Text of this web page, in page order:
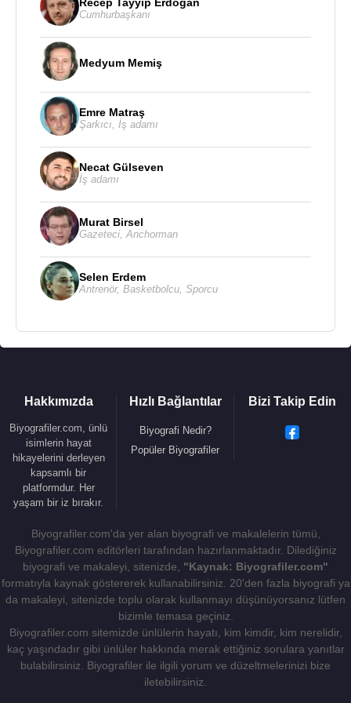
de yurtdışında Crown Prince statüsünden doğan
kurumsal taahhütleri yerine getirdi ve farklı
sektörlerin ve İspanyol kamu hayatının önemli
alanlarının en önemli etkinliklerine katıldı.
Faaliyetlerini öğrenmek için Anayasa organları ve
İspanya
ana kurumları ile düzenli toplantılar yaptı.
Tahtın varisi olarak anayasal görevlerini üstlenen
VI. Felipe, Ekim 1995’ten sonra
resmi ziyaretlerinde temsil etti. Prens olarak,
hariç Latin
toplamda 200'den fazla yabancı geziye çıktı.
VI. Felipe, İspanyolca, Katalanca, Fransızca,
İngilizce ve bazı Yunanca bilmektedir.
yılından beri onursal başkanıdır.
evlendi.Asturias Prensesi Leonor
(d. 31 Ekim
2005),Prenses Sofía
(d. 29 Nisan 2007) adlarında
iki kız çocuğu vardır.
VI. Felipe
olan babası I.
Maddesinde belirtilen yemini ederek Parlamento
önünde Kral ilan edildi.
Kaynak:Biyografiler.com
Cumhurbaşkanı
Medyum Memiş
Emre Matraş
Şarkıcı İş adamı
Necat Gülseven
İş adamı
Murat Birsel
Gazeteci Anchorman
Selen Erdem
Antrenör, Basketbolcu Sporcu
Hakkımızda
Biyografiler.com, ünlü
isimlerin hayat
hikayelerini derleyen
kapsamlı bir
platformdur. Her
yaşam bir iz bırakır.
Hızlı Bağlantılar
Biyografi Nedir?
Popüler Biyografiler
Bizi Takip Edin
Biyografiler.com'da yer alan biyografi ve makalelerin tümü,
Biyografiler.com editörleri tarafından hazırlanmaktadır. Dilediğiniz
biyografi ve makaleyi, sitenizde, "Kaynak: Biyografiler.com"
formatıyla kaynak göstererek kullanabilirsiniz. 20'den fazla biyografi ya
da makaleyi, sitenizde toplu olarak kullanmayı düşünüyorsanız lütfen
bizimle temasa geçiniz.
Biyografiler.com sitemizde ünlülerin hayatı, kim kimdir, kim nerelidir,
kaç yaşındadır gibi ünlüler hakkında merak ettiğiniz sorulara yanıtlar
bulabilirsiniz. Biyografiler ile ilgili yorum ve düzeltmelerinizi bize
iletebilirsiniz.